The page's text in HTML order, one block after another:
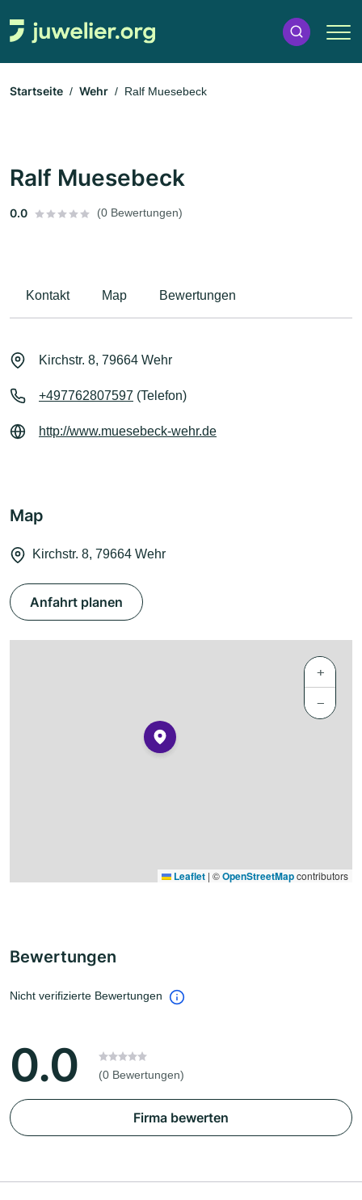
Startseite Wehr Ralf Muesebeck
Ralf Muesebeck
0.0 (0 Bewertungen)
Kontakt Map Bewertungen
Kirchstr. 8, 79664 Wehr
+497762807597 (Telefon)
http://www.muesebeck-wehr.de
Map
Kirchstr. 8, 79664 Wehr
Anfahrt planen
+
−
Leaflet | ©OpenStreetMapcontributors
Bewertungen
Nicht verifizierte Bewertungen
0.0 (0 Bewertungen)
Firma bewerten